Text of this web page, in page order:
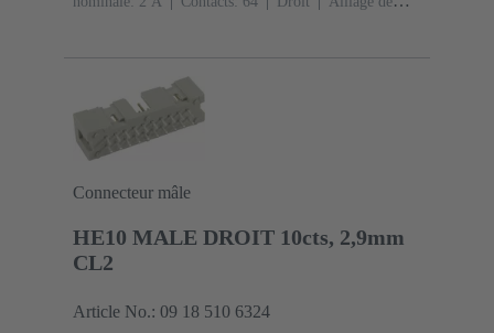
Fixation pour circuit imprimé: Avec bride de
fixation
Résine thermoplastique, remplie de fibre de
verre
RAL 7032 (gris silex)
Connecteur mâle
HE10 MALE DROIT 10cts, 2,9mm
CL2
Article No.: 09 18 510 6324